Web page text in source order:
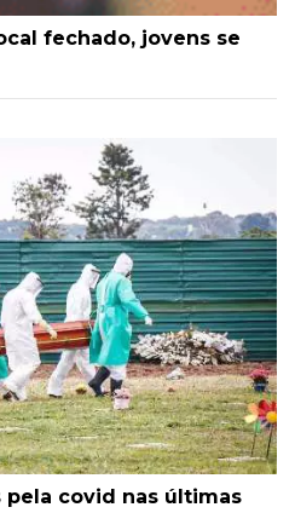
fechado, jovens se
pela covid nas últimas